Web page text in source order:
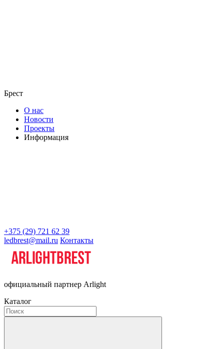
Брест
О нас
Новости
Проекты
Информация
+375 (29) 721 62 39
ledbrest@mail.ru Контакты
официальный партнер Arlight
Каталог